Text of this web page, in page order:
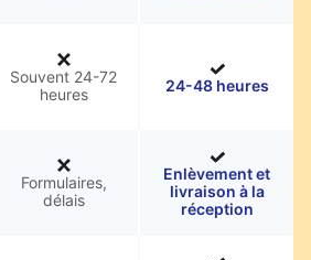
Souvent 24-72
heures
24-48 heures
Formulaires,
délais
Enlèvement et
livraison à la
réception